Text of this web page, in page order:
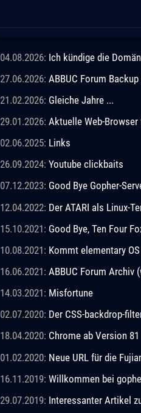
04.08.2026: Ich kündige die
27.06.2026: ABBUC Forum
21.02.2026: Gleiche Jahre ...
29.01.2026: Aktuelle Web-
02.06.2025: Links
26.09.2024: Youtube clickbaits
07.12.2023: Good Bye Gopher-
12.04.2022: Der ATARI als Linux-
15.10.2021: Good Bye, Ten Four
10.08.2021: Kommt elementary
16.06.2021: ABBUC Forum Archiv
14.03.2021: Misfortune
02.07.2020: Der CSS-backdrop-
18.04.2020: Chrome ab Version
01.02.2020: Neue URL für die
16.11.2019: Willkommen bei
29.07.2019: Interessanter Artikel